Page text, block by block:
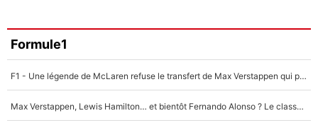
Formule1
F1 - Une légende de McLaren refuse le transfert de Max Verstappen qui pourrait «faire des vagues» et plomber l'ambiance dans l'équipe
Max Verstappen, Lewis Hamilton… et bientôt Fernando Alonso ? Le classement des pilotes les mieux payés en Formule 1 risque de changer !